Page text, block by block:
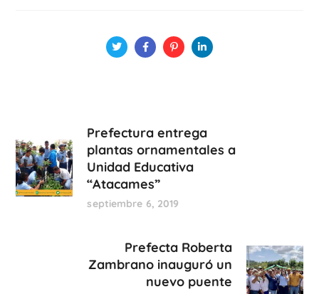
Prefectura entrega
plantas ornamentales a
Unidad Educativa
“Atacames”
septiembre 6, 2019
Prefecta Roberta
Zambrano inauguró un
nuevo puente